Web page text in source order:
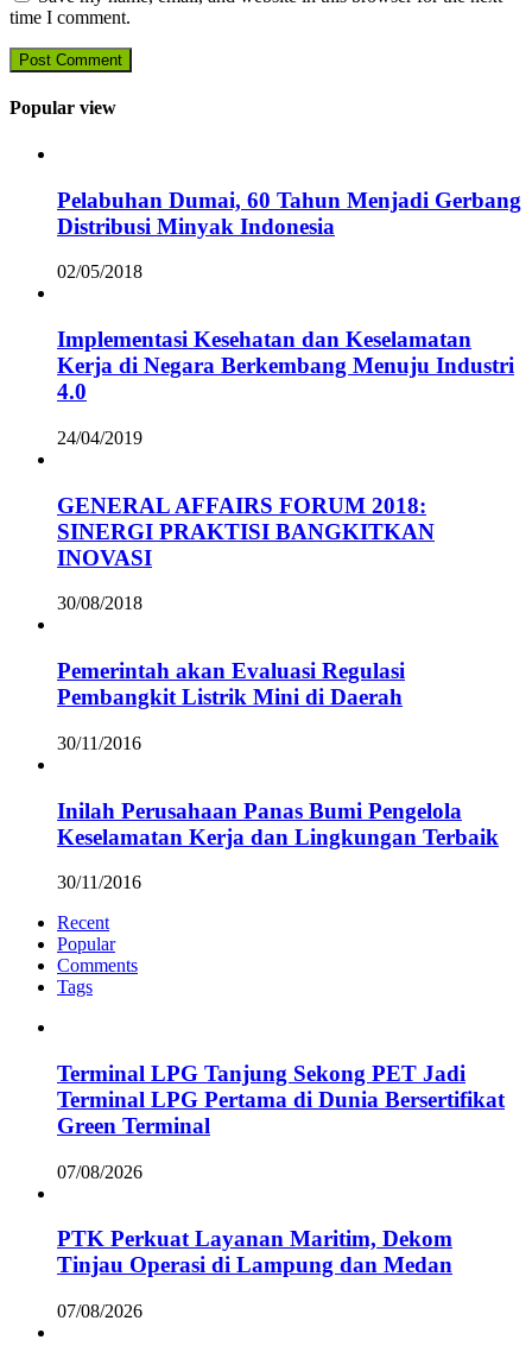
time I comment.
Popular view
Pelabuhan Dumai, 60 Tahun Menjadi Gerbang
Distribusi Minyak Indonesia
02/05/2018
Implementasi Kesehatan dan Keselamatan
Kerja di Negara Berkembang Menuju Industri
4.0
24/04/2019
GENERAL AFFAIRS FORUM 2018:
SINERGI PRAKTISI BANGKITKAN
INOVASI
30/08/2018
Pemerintah akan Evaluasi Regulasi
Pembangkit Listrik Mini di Daerah
30/11/2016
Inilah Perusahaan Panas Bumi Pengelola
Keselamatan Kerja dan Lingkungan Terbaik
30/11/2016
Recent
Popular
Comments
Tags
Terminal LPG Tanjung Sekong PET Jadi
Terminal LPG Pertama di Dunia Bersertifikat
Green Terminal
07/08/2026
PTK Perkuat Layanan Maritim, Dekom
Tinjau Operasi di Lampung dan Medan
07/08/2026